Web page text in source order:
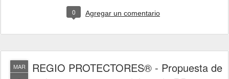
0 Agregar un comentario
MAR
REGIO PROTECTORES® - Propuesta de